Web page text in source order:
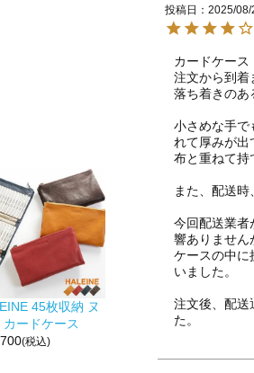
45枚収納 ヌ
カードケース
(税込)
投稿日
2025/08/
カードケース
注文から到着
落ち着きのあ
小さめな手で
れて厚みが出
布と重ねて持
また、配送時
今回配送業者
響ありません
ケースの中に
いました。
注文後、配送
た。